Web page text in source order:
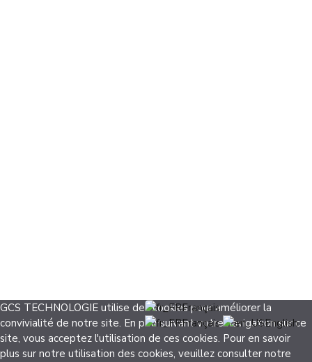
Français
Français
English
GCS TECHNOLOGIE utilise des cookies pour améliorer la
convivialité de notre site. En poursuivant votre navigation sur ce
site, vous acceptez l'utilisation de ces cookies. Pour en savoir
plus sur notre utilisation des cookies, veuillez consulter notre